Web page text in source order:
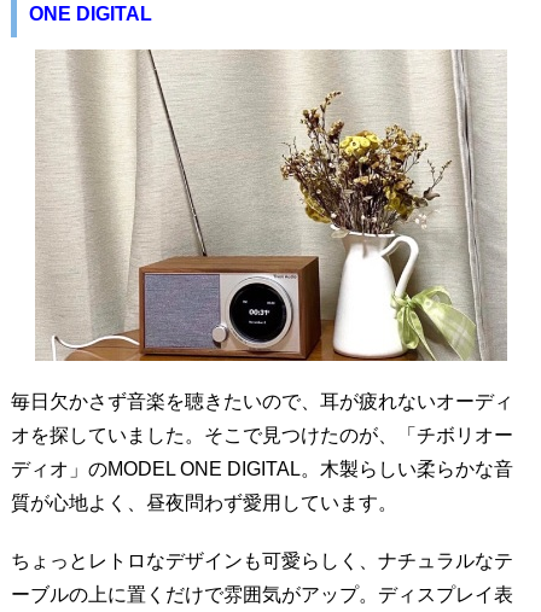
ONE DIGITAL
毎日欠かさず音楽を聴きたいので、耳が疲れないオーディ
オを探していました。そこで見つけたのが、「チボリオー
ディオ」のMODEL ONE DIGITAL。木製らしい柔らかな音
質が心地よく、昼夜問わず愛用しています。
ちょっとレトロなデザインも可愛らしく、ナチュラルなテ
ーブルの上に置くだけで雰囲気がアップ。ディスプレイ表